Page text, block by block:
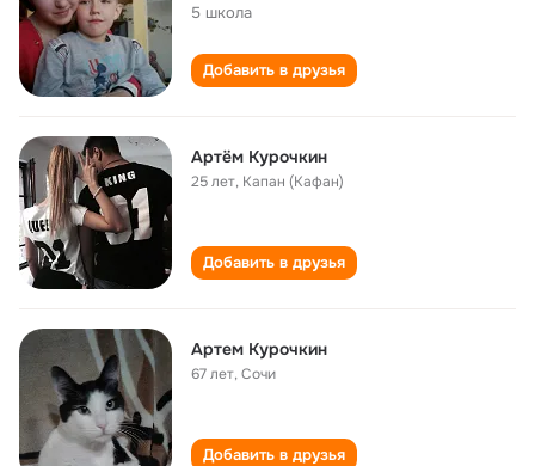
5 школа
Добавить в друзья
Артём Курочкин
25 лет, Капан (Кафан)
Добавить в друзья
Артем Курочкин
67 лет,Сочи
Добавить в друзья